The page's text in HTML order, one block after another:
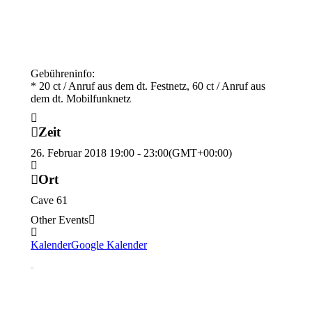
Gebühreninfo:
* 20 ct / Anruf aus dem dt. Festnetz, 60 ct / Anruf aus
dem dt. Mobilfunknetz
Zeit
26. Februar 2018 19:00 - 23:00(GMT+00:00)
Ort
Cave 61
Other Events
KalenderGoogle Kalender